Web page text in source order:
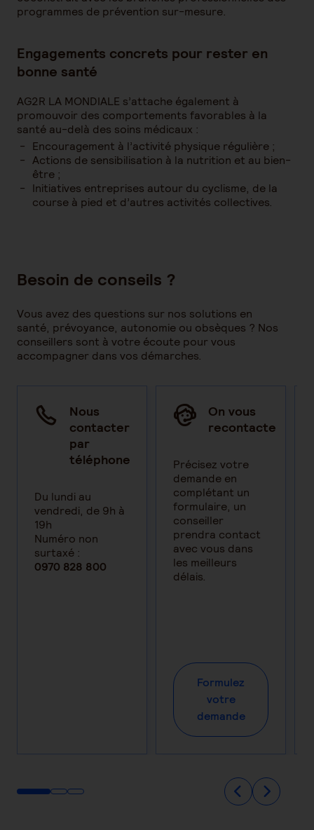
programmes de prévention sur-mesure.
Engagements concrets pour rester en
bonne santé
AG2R LA MONDIALE s’attache également à
promouvoir des comportements favorables à la
santé au-delà des soins médicaux :
Encouragement à l’activité physique régulière ;
Actions de sensibilisation à la nutrition et au bien-
être ;
Initiatives entreprises autour du cyclisme, de la
course à pied et d’autres activités collectives.
Besoin de conseils ?
Vous avez des questions sur nos solutions en
santé, prévoyance, autonomie ou obsèques ? Nos
conseillers sont à votre écoute pour vous
accompagner dans vos démarches.
Nous
contacter
par
téléphone
Du lundi au
vendredi, de 9h à
19h
Numéro non
surtaxé :
0970 828 800
On vous
recontacte
Précisez votre
demande en
complétant un
formulaire, un
conseiller
prendra contact
avec vous dans
les meilleurs
délais.
Formulez
votre
demande